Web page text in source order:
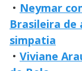
• Neymar
Brasileira de
simpatia
• Viviane